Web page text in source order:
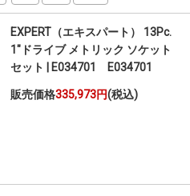
EXPERT（エキスパート） 13Pc.
1"ドライブ メトリック ソケット
セット | E034701 E034701
販売価格335,973円(税込)